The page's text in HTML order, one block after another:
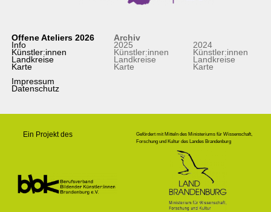
Offene Ateliers 2026
Info
Künstler:innen
Landkreise
Karte
Impressum
Datenschutz
Archiv
2025
Künstler:innen
Landkreise
Karte
2024
Künstler:innen
Landkreise
Karte
Ein Projekt des
Gefördert mit Mitteln des Ministeriums für Wissenschaft,
Forschung und Kultur des Landes Brandenburg